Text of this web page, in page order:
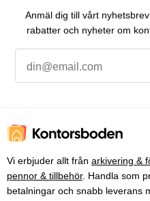
Anmäl dig till vårt
rabatter och nyheter om
Vi erbjuder allt från arkivering &
pennor & tillbehör. Handla som
betalningar och snabb leverans